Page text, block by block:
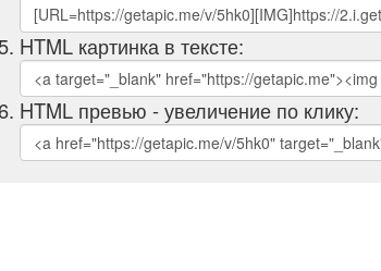
HTML картинка в тексте:
HTML превью - увеличение по клику: